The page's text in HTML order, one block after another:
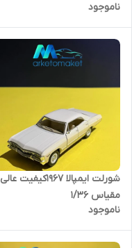
ناموجود
شورلت ایمپالا ۱۹۶۷کیفیت عالی
مقیاس ۱/۳۶
ناموجود